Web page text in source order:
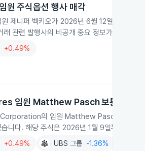
원 주식옵션 행사 매각
원 제니퍼 벡키오가 2026년 6월 12일 UBS를
래 관련 발행사의 비공개 중요 정보가 없음을
+0.49%
임원 Matthew Pasch 보통주 매각
의 임원 Matthew Pasch가 2026
니다. 해당 주식은 2026년 1월 9일부터 5월
+0.49% UBS 그룹 -1.36%